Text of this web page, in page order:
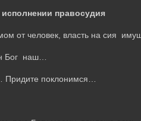
правосудия
от человек, власть на сия
Бог наш…
поклонимся…